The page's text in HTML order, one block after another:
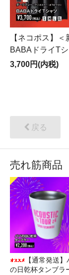
【ネコポス】＜
BABAドライT
3,700円(内税)
戻る
売れ筋商品
【通常発送】
の日乾杯タンブラ